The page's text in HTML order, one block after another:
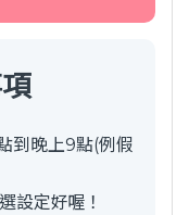
到晚上9點(例假
設定好喔！